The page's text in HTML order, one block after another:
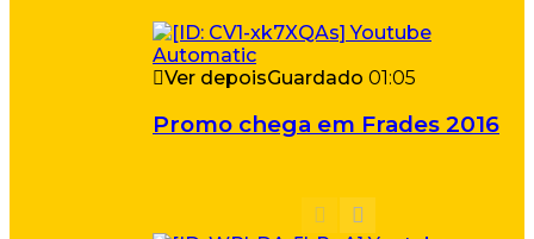
Ver depoisGuardado 01:05
Promo chega em Frades 2016